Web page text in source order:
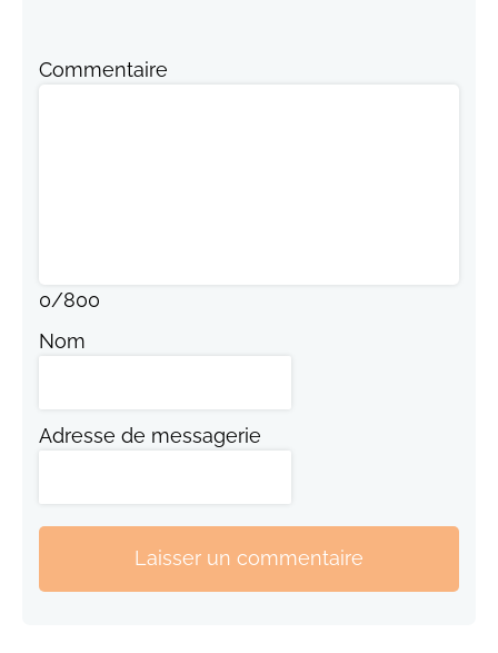
Commentaire
0/800
Nom
Adresse de messagerie
Laisser un commentaire